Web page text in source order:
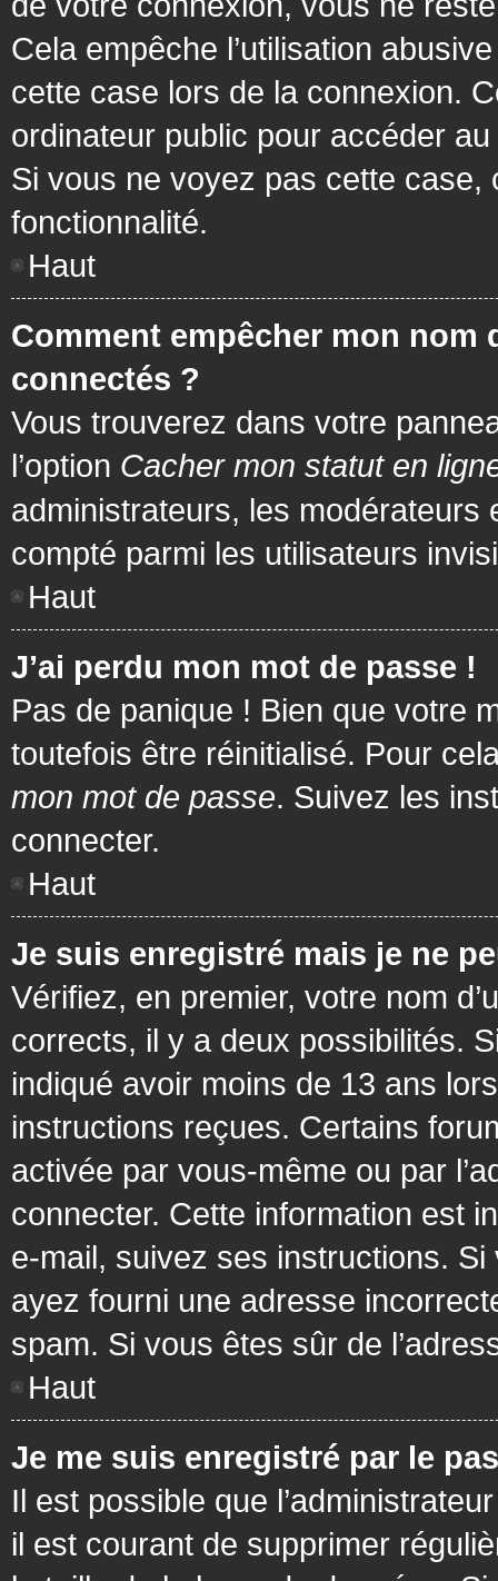
Cela empêche l’utilisation
cette case lors de la connexion.
ordinateur public pour accéder
Si vous ne voyez pas cette case,
fonctionnalité.
Haut
Comment empêcher mon nom
connectés ?
Vous trouverez dans votre
l’option Cacher mon statut en
administrateurs, les
compté parmi les utilisateurs
Haut
J’ai perdu mon mot de passe !
Pas de panique ! Bien que votre
toutefois être réinitialisé. Pour
mon mot de passe. Suivez les
connecter.
Haut
Je suis enregistré mais je ne
Vérifiez, en premier, votre nom
corrects, il y a deux possibilités.
indiqué avoir moins de 13 ans
instructions reçues. Certains
activée par vous-même ou par
connecter. Cette information est
e-mail, suivez ses instructions. Si
ayez fourni une adresse
spam. Si vous êtes sûr de
Haut
Je me suis enregistré par le
Il est possible que
il est courant de supprimer